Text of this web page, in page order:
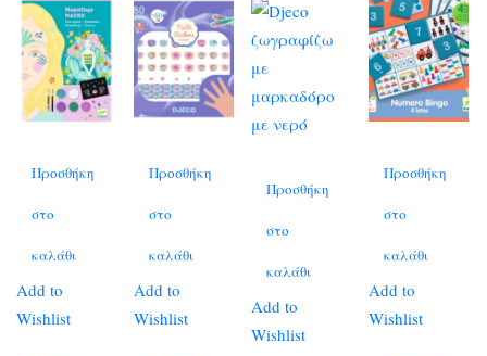
Προσθήκη
στο
καλάθι
Add to
Wishlist
Προσθήκη
στο
καλάθι
Add to
Wishlist
Προσθήκη
στο
καλάθι
Add to
Wishlist
Προσθήκη
στο
καλάθι
Add to
Wishlist